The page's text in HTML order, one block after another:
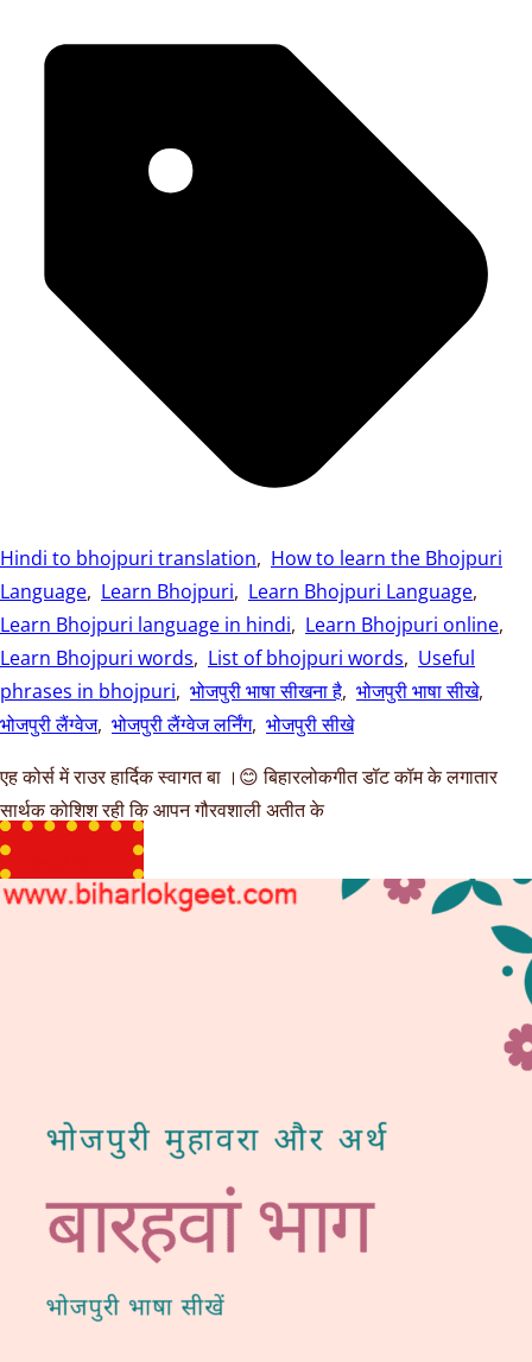
Hindi to bhojpuri translation, How to learn the Bhojpuri
Language, Learn Bhojpuri, Learn Bhojpuri Language,
Learn Bhojpuri language in hindi, Learn Bhojpuri online,
Learn Bhojpuri words, List of bhojpuri words, Useful
phrases in bhojpuri, भोजपुरी भाषा सीखना है, भोजपुरी भाषा सीखे,
भोजपुरी लैंग्वेज, भोजपुरी लैंग्वेज लर्निंग, भोजपुरी सीखे
एह कोर्स में राउर हार्दिक स्वागत बा ।😊 बिहारलोकगीत डॉट कॉम के लगातार
सार्थक कोशिश रही कि आपन गौरवशाली अतीत के